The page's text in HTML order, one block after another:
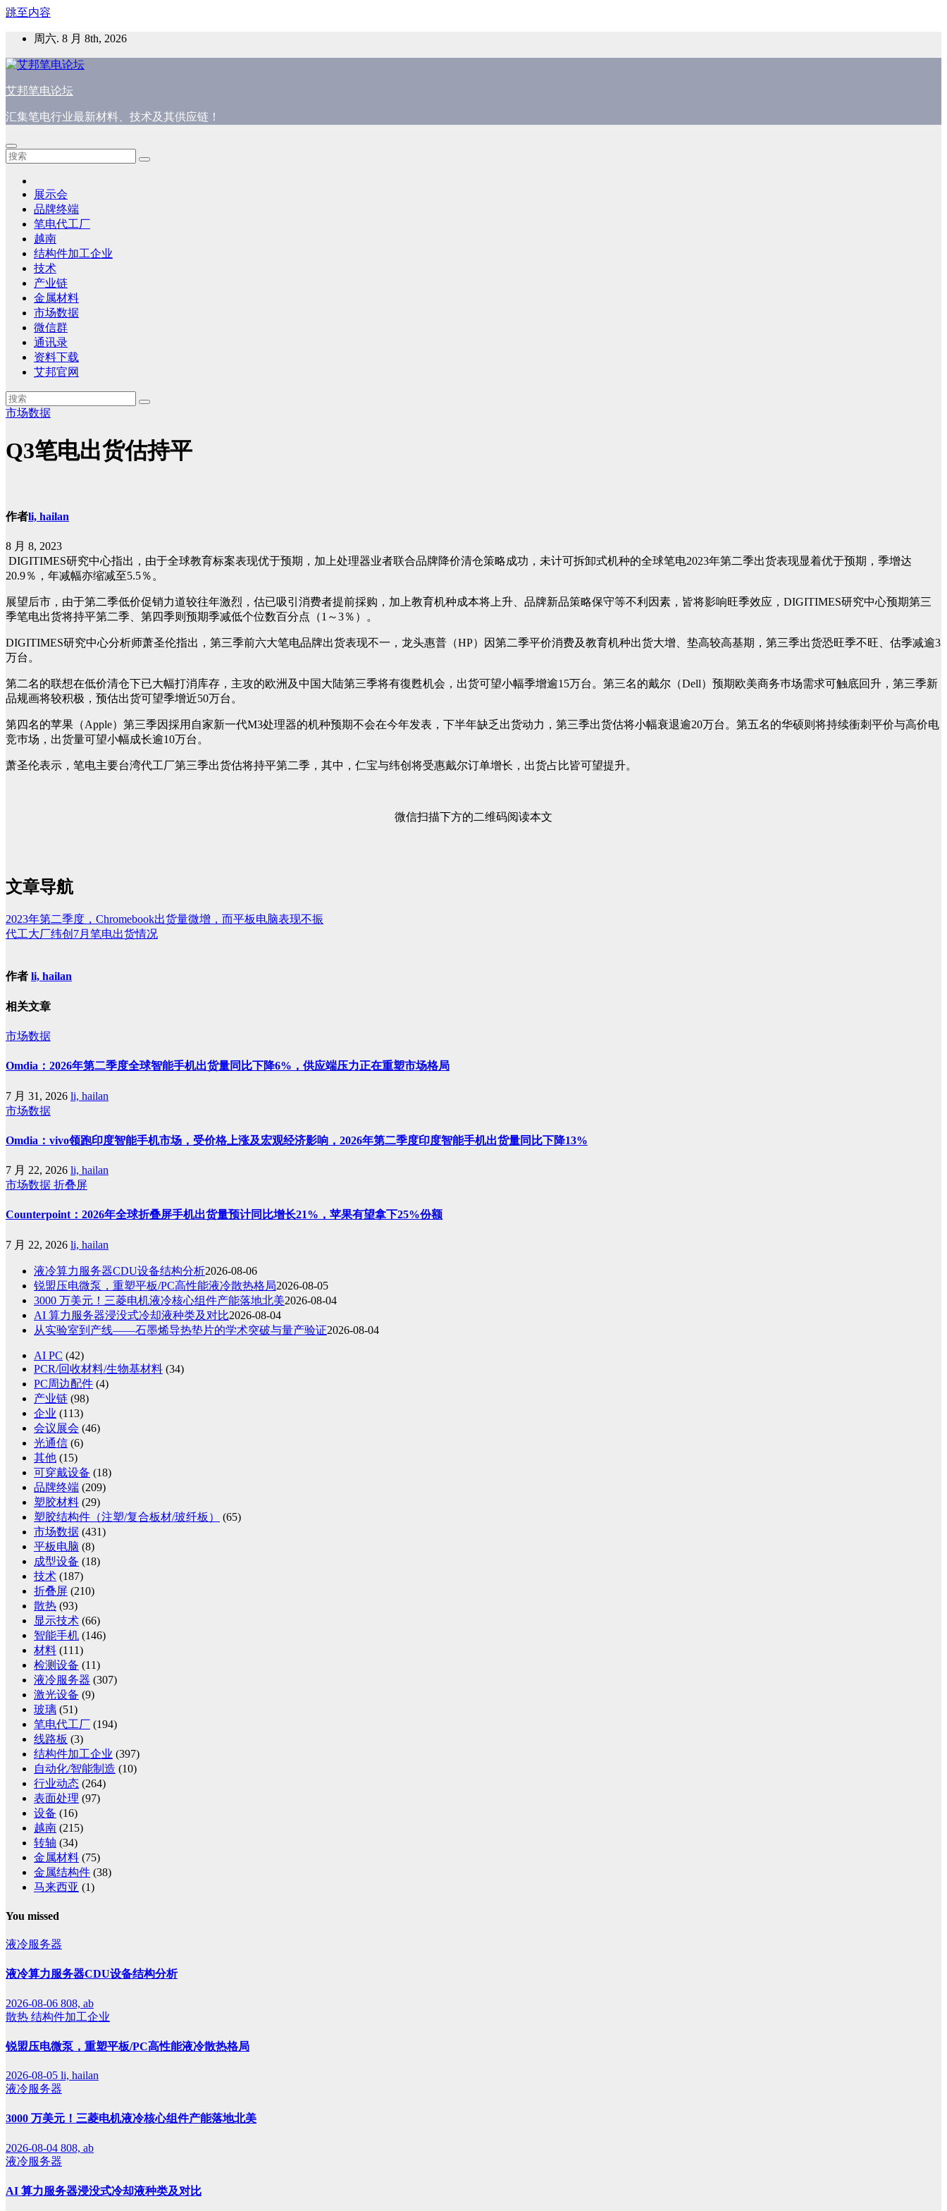
跳至内容
周六. 8 月 8th, 2026
艾邦笔电论坛
汇集笔电行业最新材料、技术及其供应链！
展示会
品牌终端
笔电代工厂
越南
结构件加工企业
技术
产业链
金属材料
市场数据
微信群
通讯录
资料下载
艾邦官网
市场数据
Q3笔电出货估持平
作者li, hailan
8 月 8, 2023
DIGITIMES研究中心指出，由于全球教育标案表现优于预期，加上处理器业者联合品牌降价清仓策略成功，未计可拆卸式机种的全球笔电2023年第二季出货表现显着优于预期，季增达
20.9％，年减幅亦缩减至5.5％。
展望后市，由于第二季低价促销力道较往年激烈，估已吸引消费者提前採购，加上教育机种成本将上升、品牌新品策略保守等不利因素，皆将影响旺季效应，DIGITIMES研究中心预期第三
季笔电出货将持平第二季、第四季则预期季减低个位数百分点（1～3％）。
DIGITIMES研究中心分析师萧圣伦指出，第三季前六大笔电品牌出货表现不一，龙头惠普（HP）因第二季平价消费及教育机种出货大增、垫高较高基期，第三季出货恐旺季不旺、估季减逾3
万台。
第二名的联想在低价清仓下已大幅打消库存，主攻的欧洲及中国大陆第三季将有復甦机会，出货可望小幅季增逾15万台。第三名的戴尔（Dell）预期欧美商务巿场需求可触底回升，第三季新
品规画将较积极，预估出货可望季增近50万台。
第四名的苹果（Apple）第三季因採用自家新一代M3处理器的机种预期不会在今年发表，下半年缺乏出货动力，第三季出货估将小幅衰退逾20万台。第五名的华硕则将持续衝刺平价与高价电
竞巿场，出货量可望小幅成长逾10万台。
萧圣伦表示，笔电主要台湾代工厂第三季出货估将持平第二季，其中，仁宝与纬创将受惠戴尔订单增长，出货占比皆可望提升。
微信扫描下方的二维码阅读本文
文章导航
2023年第二季度，Chromebook出货量微增，而平板电脑表现不振
代工大厂纬创7月笔电出货情况
作者 li, hailan
相关文章
市场数据
Omdia：2026年第二季度全球智能手机出货量同比下降6%，供应端压力正在重塑市场格局
7 月 31, 2026 li, hailan
市场数据
Omdia：vivo领跑印度智能手机市场，受价格上涨及宏观经济影响，2026年第二季度印度智能手机出货量同比下降13%
7 月 22, 2026 li, hailan
市场数据 折叠屏
Counterpoint：2026年全球折叠屏手机出货量预计同比增长21%，苹果有望拿下25%份额
7 月 22, 2026 li, hailan
液冷算力服务器CDU设备结构分析2026-08-06
锐盟压电微泵，重塑平板/PC高性能液冷散热格局2026-08-05
3000 万美元！三菱电机液冷核心组件产能落地北美2026-08-04
AI 算力服务器浸没式冷却液种类及对比2026-08-04
从实验室到产线——石墨烯导热垫片的学术突破与量产验证2026-08-04
AI PC (42)
PCR/回收材料/生物基材料 (34)
PC周边配件 (4)
产业链 (98)
企业 (113)
会议展会 (46)
光通信 (6)
其他 (15)
可穿戴设备 (18)
品牌终端 (209)
塑胶材料 (29)
塑胶结构件（注塑/复合板材/玻纤板）
(65)
市场数据 (431)
平板电脑 (8)
成型设备 (18)
技术 (187)
折叠屏 (210)
散热 (93)
显示技术 (66)
智能手机 (146)
材料 (111)
检测设备 (11)
液冷服务器 (307)
激光设备 (9)
玻璃 (51)
笔电代工厂 (194)
线路板 (3)
结构件加工企业 (397)
自动化/智能制造 (10)
行业动态 (264)
表面处理 (97)
设备 (16)
越南 (215)
转轴 (34)
金属材料 (75)
金属结构件 (38)
马来西亚 (1)
You missed
液冷服务器
液冷算力服务器CDU设备结构分析
2026-08-06 808, ab
散热 结构件加工企业
锐盟压电微泵，重塑平板/PC高性能液冷散热格局
2026-08-05 li, hailan
液冷服务器
3000 万美元！三菱电机液冷核心组件产能落地北美
2026-08-04 808, ab
液冷服务器
AI 算力服务器浸没式冷却液种类及对比